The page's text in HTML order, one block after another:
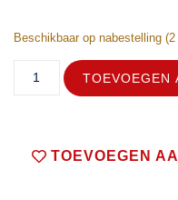
Beschikbaar op nabestelling
TOEVOEGEN
TOEVOEGEN